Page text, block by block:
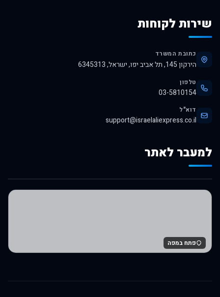
שירות לקוחות
כתובת המשרד
הירקון 145, תל אביב יפו, ישראל, 6345313
טלפון
03-5810154
דוא"ל
support@israelaliexpress.co.il
למעבר לאתר
לרכישה באלי אקספרס
פתח במפה